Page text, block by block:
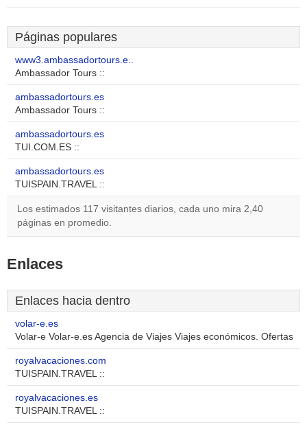
Páginas populares
www3.ambassadortours.e..
Ambassador Tours ::
ambassadortours.es
Ambassador Tours ::
ambassadortours.es
TUI.COM.ES ::
ambassadortours.es
TUISPAIN.TRAVEL ::
Los estimados 117 visitantes diarios, cada uno mira 2,40
páginas en promedio.
Enlaces
Enlaces hacia dentro
volar-e.es
Volar-e Volar-e.es Agencia de Viajes Viajes económicos. Ofertas
royalvacaciones.com
TUISPAIN.TRAVEL ::
royalvacaciones.es
TUISPAIN.TRAVEL ::